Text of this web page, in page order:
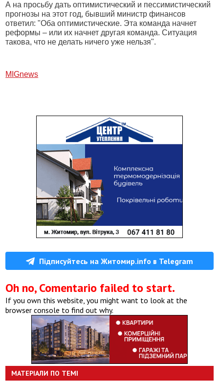
А на просьбу дать оптимистический и пессимистический
прогнозы на этот год, бывший министр финансов
ответил: "Оба оптимистические. Эта команда начнет
реформы – или их начнет другая команда. Ситуация
такова, что не делать ничего уже нельзя".
МIGnews
Підписуйтесь на Житомир.info в Telegram
Oh no, Comentario failed to start.
If you own this website, you might want to look at the
browser console to find out why.
МАТЕРІАЛИ ПО ТЕМІ